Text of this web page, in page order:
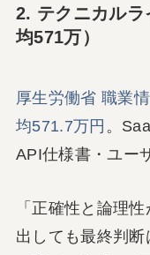
2. テクニカル
均571万）
厚生労働省 職業
均571.7万円 。
API仕様書・ユー
「正確性と論理
出しても最終判